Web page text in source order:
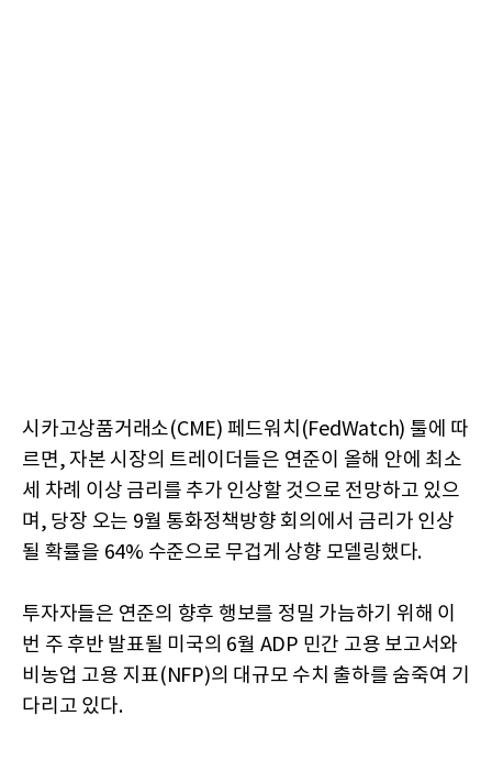
시카고상품거래소(CME) 페드워치(FedWatch) 툴에 따
르면, 자본 시장의 트레이더들은 연준이 올해 안에 최소
세 차례 이상 금리를 추가 인상할 것으로 전망하고 있으
며, 당장 오는 9월 통화정책방향 회의에서 금리가 인상
될 확률을 64% 수준으로 무겁게 상향 모델링했다.
투자자들은 연준의 향후 행보를 정밀 가늠하기 위해 이
번 주 후반 발표될 미국의 6월 ADP 민간 고용 보고서와
비농업 고용 지표(NFP)의 대규모 수치 출하를 숨죽여 기
다리고 있다.